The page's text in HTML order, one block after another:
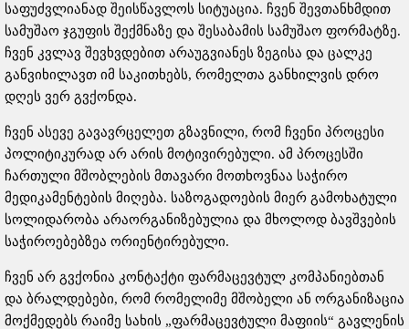
საფუძვლიანად შეისწავლოს სიტუაცია. ჩვენ შევთანხმდით
სამუშაო ჯგუფის შექმნაზე და შესაბამის სამუშაო ფორმატზე.
ჩვენ კვლავ შევხვდებით არაუგვიანეს ზეგისა და ცალკე
განვიხილავთ იმ საკითხებს, რომელთა განხილვის დრო
დღეს ვერ გვქონდა.
ჩვენ ასევე გავავრცელეთ გზავნილი, რომ ჩვენი პროცესი
პოლიტიკურად არ არის მოტივირებული. ამ პროცესში
ჩართული მშობლების მთავარი მოთხოვნაა საჭირო
მედიკამენტების მიღება. საზოგადოების მიერ გამოხატული
სოლიდარობა არაორგანიზებულია და მხოლოდ ბავშვების
საჭიროებებზეა ორიენტირებული.
ჩვენ არ გვქონია კონტაქტი ფარმაცევტულ კომპანიებთან
და ბრალდებები, რომ რომელიმე მშობელი ან ორგანიზაცია
მოქმედებს რაიმე სახის „ფარმაცევტული მაფიის“ გავლენის